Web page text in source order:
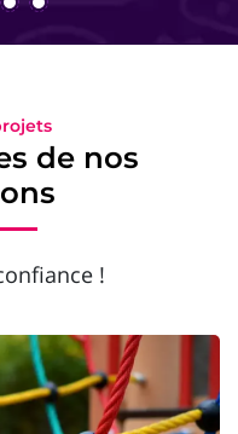
de nos
!